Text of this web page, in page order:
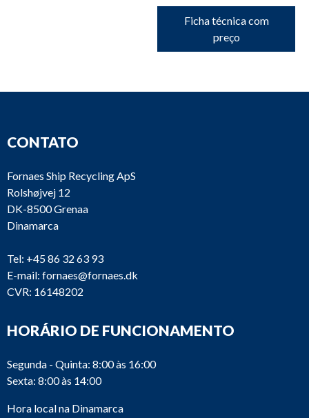
Ficha técnica com
preço
CONTATO
Fornaes Ship Recycling ApS
Rolshøjvej 12
DK-8500 Grenaa
Dinamarca
Tel: +45 86 32 63 93
E-mail: fornaes@fornaes.dk
CVR: 16148202
HORÁRIO DE FUNCIONAMENTO
Segunda - Quinta: 8:00 às 16:00
Sexta: 8:00 às 14:00
Hora local na Dinamarca